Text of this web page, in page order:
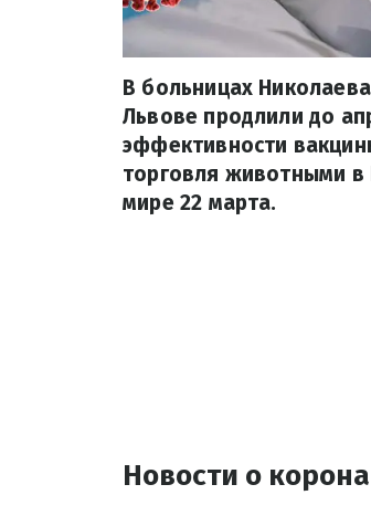
В больницах
Львове продлили до
эффективности
торговля животными в
мире 22 марта.
Новости о